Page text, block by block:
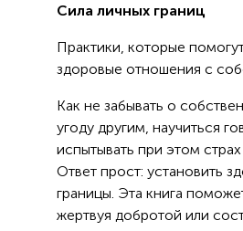
Сила личных границ
Практики, которые
здоровые отношения с
Как не забывать о
угоду другим, научиться
испытывать при этом
Ответ прост: установить
границы. Эта книга
жертвуя добротой или